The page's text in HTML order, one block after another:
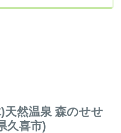
天然温泉 森のせせ
久喜市)